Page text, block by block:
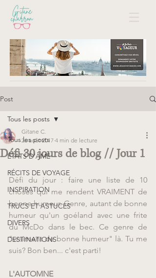
Post
Tous les posts
ÉTATS D'ÂME
RÉCITS DE VOYAGE
INSPIRATION
TRUCS ET ASTUCES
DIVERS
DESTINATIONS
Tous les posts
Défi 30 jours de blog // Jour 1
Gitane C.
26 août 2017 4 min de lecture
Défi du jour : faire une liste de 10
choses qui me rendent VRAIMENT de
bonne humeur. Genre, autant de bonne
humeur qu'un goéland avec une frite
du McDo dans le bec. Ce genre de
"vraiment de bonne humeur" là. Tu me
suis? Bon ben... c'est parti!
L'AUTOMNE